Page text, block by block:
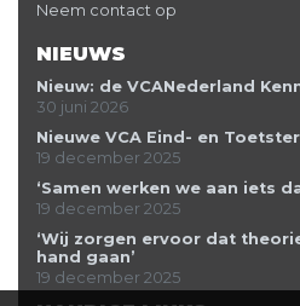
Neem contact op
NIEUWS
Nieuw: de VCANederland
30 juni 2026
Nieuwe VCA Eind- en
19 december 2025
‘Samen werken we aan iets
19 december 2025
‘Wij zorgen ervoor dat
hand gaan’
19 december 2025